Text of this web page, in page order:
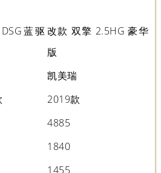
蓝驱改款 双擎 2.5HG 豪华
版
凯美瑞
2019款
4885
1840
1455